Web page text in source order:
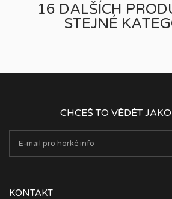
16 DALŠÍCH
STEJNÉ
CHCEŠ TO VĚDĚT
KONTAKT